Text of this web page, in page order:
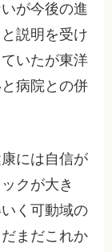
が今後の進
説明を受け
いたが東洋
病院との併
には自信が
クが大き
く可動域の
まだこれか